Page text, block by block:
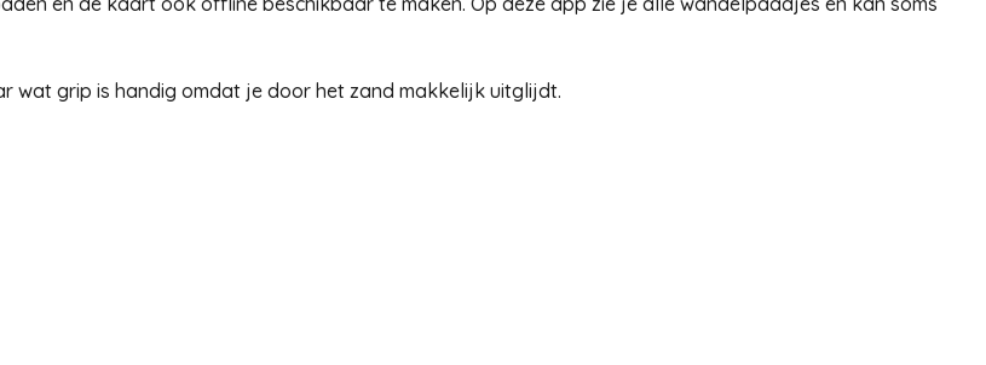
wat grip is handig omdat je door het zand makkelijk uitglijdt.